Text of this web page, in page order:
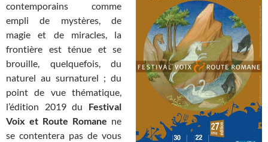
contemporains comme
empli de mystères, de
magie et de miracles, la
frontière est ténue et se
brouille, quelquefois, du
naturel au surnaturel ; du
point de vue thématique,
l’édition 2019 du Festival
Voix et Route Romane ne
se contentera pas de vous